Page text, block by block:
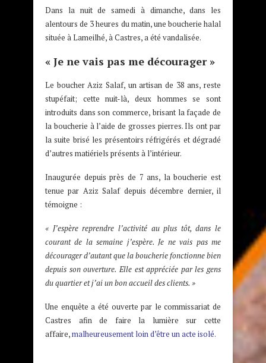
Dans la nuit de samedi à dimanche, dans les
alentours de 3 heures du matin, une boucherie halal
située à Lameilhé, à Castres, a été vandalisée.
« Je ne vais pas me décourager »
Le boucher Aziz Salaf, un artisan de 38 ans, reste
stupéfait; cette nuit-là, deux hommes se sont
introduits dans son commerce, brisant la façade de
la boucherie à l’aide de grosses pierres. Ils ont par
la suite brisé les présentoirs réfrigérés et dégradé
d’autres matiériels présents à l’intérieur.
Inaugurée depuis près de 7 ans, la boucherie est
tenue par Aziz Salaf depuis décembre dernier, il
témoigne :
« J’espère reprendre l’activité au plus tôt, dans le
courant de la semaine j’espère. Je ne vais pas me
décourager d’autant que la boucherie fonctionne bien
depuis son ouverture. Elle est appréciée par les gens
du quartier et j’ai un bon accueil des clients. »
Une enquête a été ouverte par le commissariat de
Castres afin de faire la lumière sur cette
affaire,malheureusement loin d’être un acte isolé.